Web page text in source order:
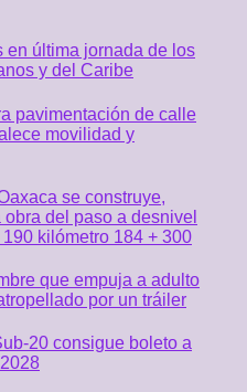
en última jornada de los
y del Caribe
pavimentación de calle
movilidad y
se construye,
del paso a desnivel
kilómetro 184 + 300
que empuja a adulto
por un tráiler
20 consigue boleto a